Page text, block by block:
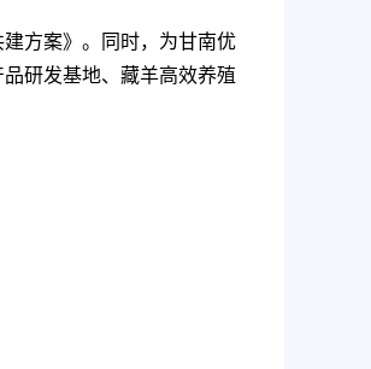
方案》。同时，为甘南优
研发基地、藏羊高效养殖